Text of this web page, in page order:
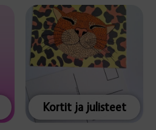
Kortit ja julisteet